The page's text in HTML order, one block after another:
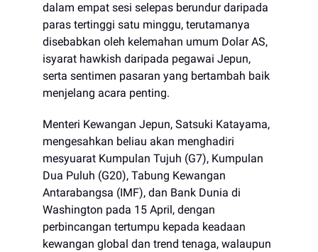
dalam empat sesi selepas berundur daripada
paras tertinggi satu minggu, terutamanya
disebabkan oleh kelemahan umum Dolar AS,
isyarat hawkish daripada pegawai Jepun,
serta sentimen pasaran yang bertambah baik
menjelang acara penting.
Menteri Kewangan Jepun, Satsuki Katayama,
mengesahkan beliau akan menghadiri
mesyuarat Kumpulan Tujuh (G7), Kumpulan
Dua Puluh (G20), Tabung Kewangan
Antarabangsa (IMF), dan Bank Dunia di
Washington pada 15 April, dengan
perbincangan tertumpu kepada keadaan
kewangan global dan trend tenaga, walaupun